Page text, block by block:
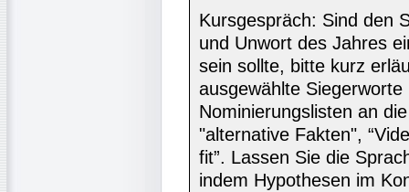
Kursgespräch: Sind den
und Unwort des Jahres
sein sollte, bitte kurz
ausgewählte
Nominierungslisten an
"alternative Fakten",
fit”. Lassen Sie die
indem Hypothesen im